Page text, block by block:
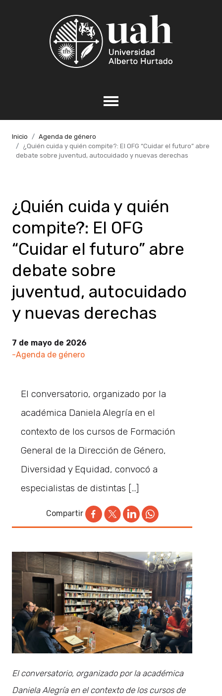
Inicio
Agenda de género
¿Quién cuida y quién compite?: El OFG “Cuidar el futuro” abre
debate sobre juventud, autocuidado y nuevas derechas
¿Quién cuida y quién
compite?: El OFG
“Cuidar el futuro” abre
debate sobre
juventud, autocuidado
y nuevas derechas
7 de mayo de 2026
-Agenda de género
El conversatorio, organizado por la
académica Daniela Alegría en el
contexto de los cursos de Formación
General de la Dirección de Género,
Diversidad y Equidad, convocó a
especialistas de distintas […]
Compartir
El conversatorio, organizado por la académica
Daniela Alegría en el contexto de los cursos de